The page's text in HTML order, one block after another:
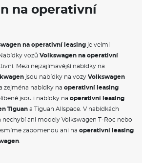
na operativní
na operativní leasing je velmi
vozů Volkswagen na operativní
Mezi nejzajímavější nabídky na
jsou nabídky na vozy Volkswagen
zejména nabídky na operativní leasing
jsou i nabídky na operativní leasing
Tiguan a Tiguan Allspace. V nabídkách
ani modely Volkswagen T-Roc nebo
zapomenou ani na operativní leasing